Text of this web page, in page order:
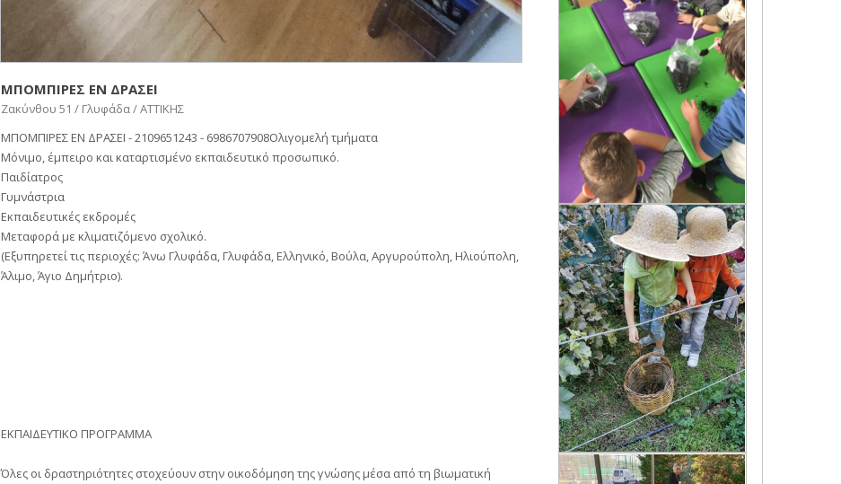
ΜΠΟΜΠΙΡΕΣ ΕΝ ΔΡΑΣΕΙ
Ζακύνθου 51 / Γλυφάδα / ΑΤΤΙΚΗΣ
ΜΠΟΜΠΙΡΕΣ ΕΝ ΔΡΑΣΕΙ - 2109651243 - 6986707908Ολιγομελή τμήματα
Μόνιμο, έμπειρο και καταρτισμένο εκπαιδευτικό προσωπικό.
Παιδίατρος
Γυμνάστρια
Εκπαιδευτικές εκδρομές
Μεταφορά με κλιματιζόμενο σχολικό.
(Εξυπηρετεί τις περιοχές: Άνω Γλυφάδα, Γλυφάδα, Ελληνικό, Βούλα, Αργυρούπολη, Ηλιούπολη,
Άλιμο, Άγιο Δημήτριο).
ΕΚΠΑΙΔΕΥΤΙΚΟ ΠΡΟΓΡΑΜΜΑ
Όλες οι δραστηριότητες στοχεύουν στην οικοδόμηση της γνώσης μέσα από τη βιωματική